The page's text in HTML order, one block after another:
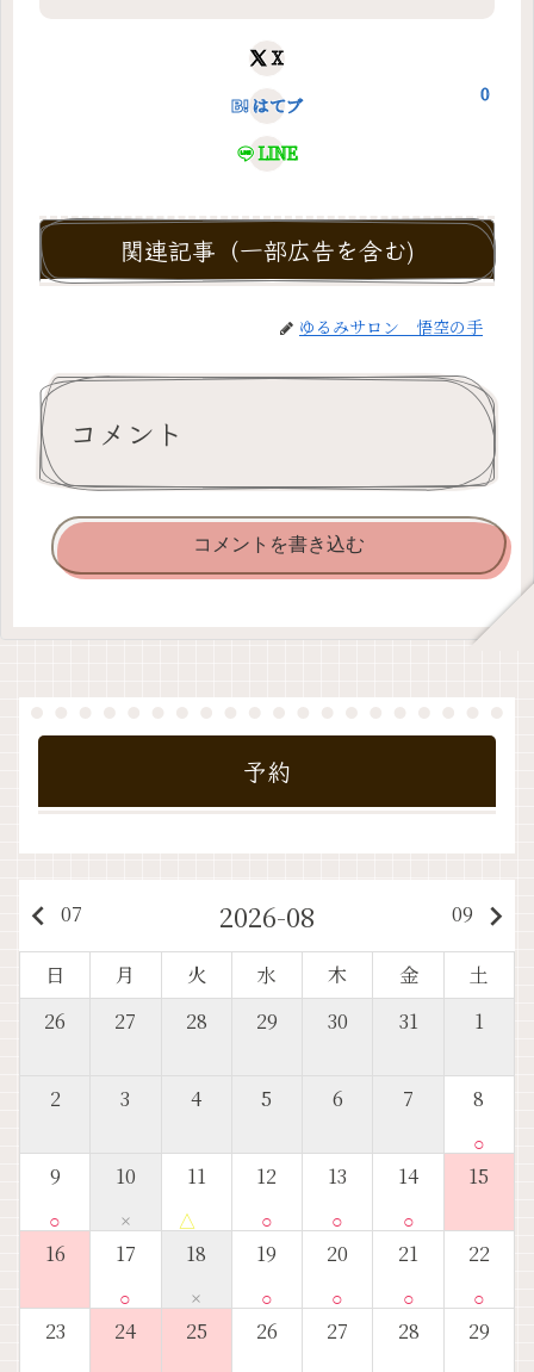
X
はてブ
0
LINE
関連記事（一部広告を含む)
ゆるみサロン 悟空の手
コメント
コメントを書き込む
予約
keyboard_arrow_left 07 2026-08 09 keyboard_arrow_right
日 月 火 水 木 金
土
26
27 28 29 30 31 1
2 3 4 5 6 7 8
○
9
○
10
×
11
△
12
○
13
○
14
○
15
16 17
○
18
×
19
○
20
○
21
○
22
○
23 24 25 26 27 28 29